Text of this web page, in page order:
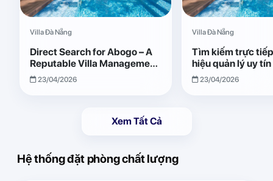
Villa Đà Nẵng
Direct Search for Abogo – A
Reputable Villa Management
Brand with Transparent and
Effective Operations
23/04/2026
Villa Đà Nẵng
Tìm kiếm trực
hiệu quản lý uy
Giải pháp vận
quả, minh bạch
23/04/2026
Xem Tất Cả
Hệ thống đặt phòng chất lượng